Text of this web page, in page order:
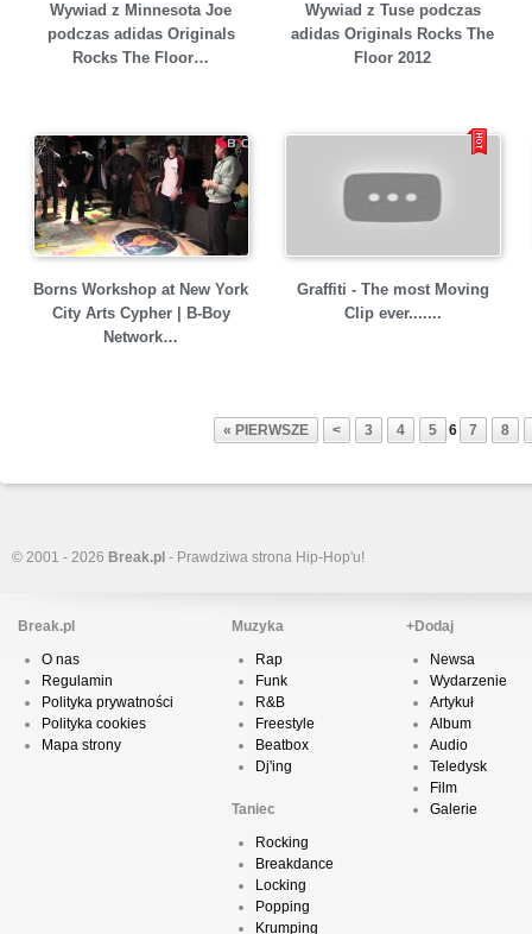
Wywiad z Minnesota Joe
podczas adidas Originals
Rocks The Floor…
Wywiad z Tuse podczas
adidas Originals Rocks The
Floor 2012
Borns Workshop at New York
City Arts Cypher | B-Boy
Network…
Graffiti - The most Moving
Clip ever.......
« PIERWSZE < 3 4 5 6 7 8
© 2001 - 2026 Break.pl - Prawdziwa strona Hip-Hop'u!
Break.pl
O nas
Regulamin
Polityka prywatności
Polityka cookies
Mapa strony
Muzyka
Rap
Funk
R&B
Freestyle
Beatbox
Dj'ing
Taniec
Rocking
Breakdance
Locking
Popping
Krumping
+Dodaj
Newsa
Wydarzenie
Artykuł
Album
Audio
Teledysk
Film
Galerie